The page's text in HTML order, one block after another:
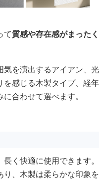
て質感や存在感がまったく
を演出するアイアン、光
感じる木製タイプ、経年
合わせて選べます。
く快適に使用できます。
、木製は柔らかな印象を